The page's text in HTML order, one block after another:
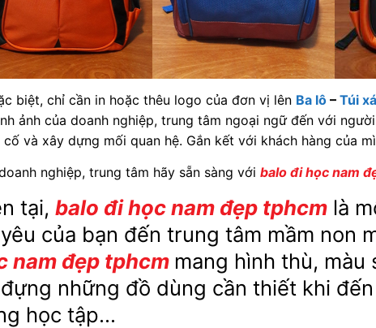
biệt, chỉ cần in hoặc thêu logo của đơn vị lên Ba lô –Túi
ảnh của doanh nghiệp, trung tâm ngoại ngữ đến với
cố và xây dựng mối quan hệ. Gắn kết với khách hàng của
nghiệp, trung tâm hãy sẵn sàng vớibalo đi học nam
tại,balo đi học nam đẹp tphcm là
của bạn đến trung tâm mầm non
nam đẹp tphcm mang hình thù, màu
những đồ dùng cần thiết khi
học tập…